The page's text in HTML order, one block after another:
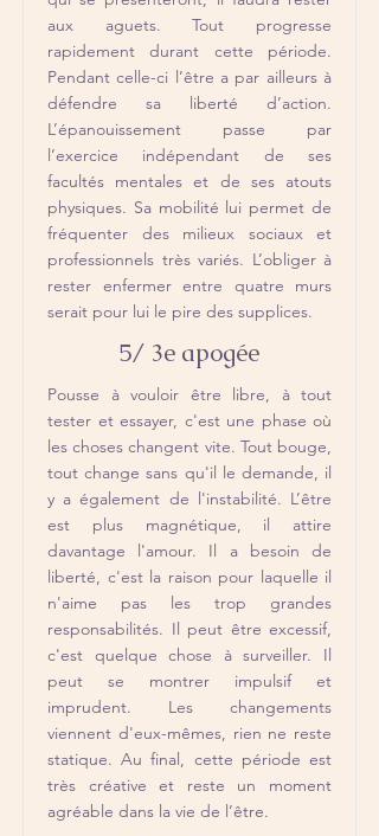
aux aguets. Tout progresse
rapidement durant cette période.
Pendant celle-ci l’être a par ailleurs à
défendre sa liberté d’action.
L’épanouissement passe par
l’exercice indépendant de ses
facultés mentales et de ses atouts
physiques. Sa mobilité lui permet de
fréquenter des milieux sociaux et
professionnels très variés. L’obliger à
rester enfermer entre quatre murs
serait pour lui le pire des supplices.
5/ 3e apogée
Pousse à vouloir être libre, à tout
tester et essayer, c'est une phase où
les choses changent vite. Tout bouge,
tout change sans qu'il le demande, il
y a également de l'instabilité. L’être
est plus magnétique, il attire
davantage l'amour. Il a besoin de
liberté, c'est la raison pour laquelle il
n'aime pas les trop grandes
responsabilités. Il peut être excessif,
c'est quelque chose à surveiller. Il
peut se montrer impulsif et
imprudent. Les changements
viennent d'eux-mêmes, rien ne reste
statique. Au final, cette période est
très créative et reste un moment
agréable dans la vie de l’être.